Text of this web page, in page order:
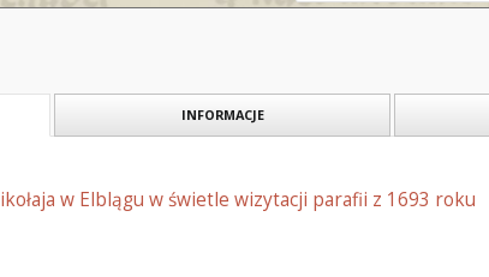
INFORMACJE
w Elblągu w świetle wizytacji parafii z 1693 roku